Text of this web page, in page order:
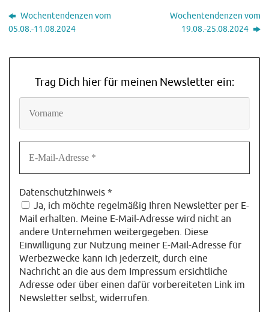
Wochentendenzen vom
05.08.-11.08.2024
Wochentendenzen vom
19.08.-25.08.2024
Trag Dich hier für meinen Newsletter ein:
Datenschutzhinweis *
Ja, ich möchte regelmäßig Ihren Newsletter per E-
Mail erhalten. Meine E-Mail-Adresse wird nicht an
andere Unternehmen weitergegeben. Diese
Einwilligung zur Nutzung meiner E-Mail-Adresse für
Werbezwecke kann ich jederzeit, durch eine
Nachricht an die aus dem Impressum ersichtliche
Adresse oder über einen dafür vorbereiteten Link im
Newsletter selbst, widerrufen.